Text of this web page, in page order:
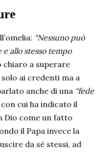
“Nessuno può
allo stesso tempo
chiaro a superare
ai credenti ma a
anche di una “fede
cui ha indicato il
Dio come un fatto
il Papa invece la
da sé stessi, ad